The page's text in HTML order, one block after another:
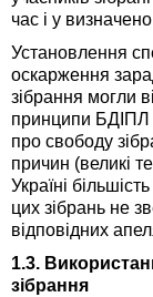
час і у
Установлення
оскарження
зібрання могли
принципи БДІПЛ
про свободу
причин (великі
Україні
цих зібрань не
відповідних
1.3.
зібрання